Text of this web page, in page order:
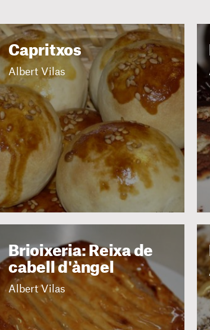
Capritxos
Albert Vilas
Brioixeria: Reixa de
cabell d'àngel
Albert Vilas